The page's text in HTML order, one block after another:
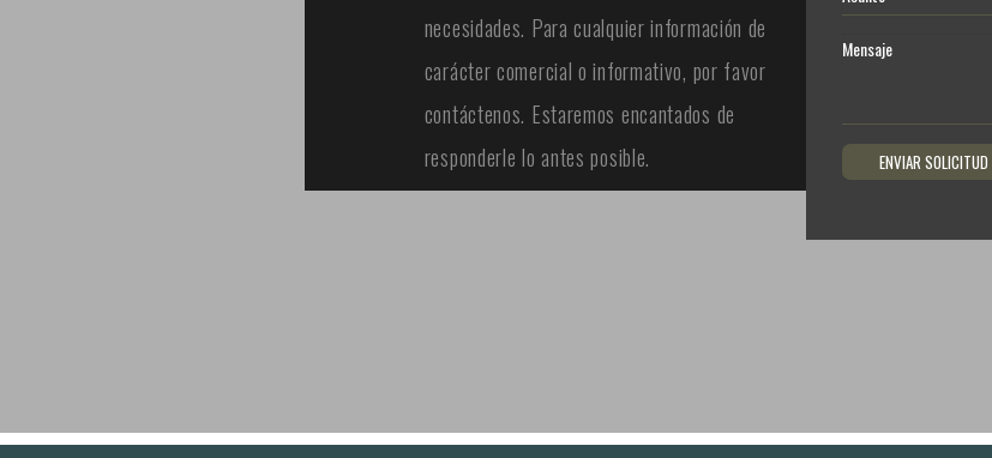
necesidades. Para cualquier información de
carácter comercial o informativo, por favor
contáctenos. Estaremos encantados de
responderle lo antes posible.